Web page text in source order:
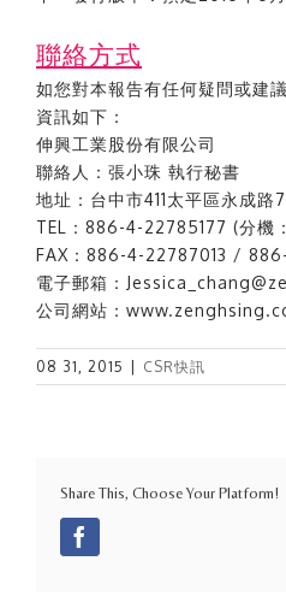
聯絡方式
如您對本報告有任何疑問或建
資訊如下：
伸興工業股份有限公司
聯絡人：張小珠 執行秘書
地址：台中市411太平區永成路
TEL：886-4-22785177 (分機
FAX：886-4-22787013 /
電子郵箱：
公司網站：
08 31, 2015 CSR快訊
Share This, Choose Your Platform!